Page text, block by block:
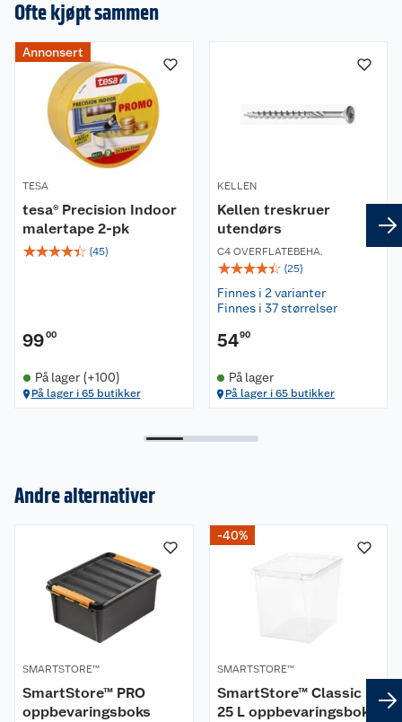
Ofte kjøpt sammen
Annonsert
TESA
tesa® Precision Indoor
malertape 2-pk
☆☆☆☆☆ (45)
9900
På lager (+100)
På lager i 65 butikker
KELLEN
Kellen treskruer
utendørs
C4 OVERFLATEBEHA.
☆☆☆☆☆ (25)
Finnes i 2 varianter
Finnes i 37 størrelser
5490
På lager
På lager i 65 butikker
Andre alternativer
SMARTSTORE™
SmartStore™ PRO
oppbevaringsboks
-40%
SMARTSTORE™
SmartStore™ Classic
25 L oppbevaringsboks
Kundeservice
Butikker
Retur- og angrerett
Om oss
Nyheter
Våre merkevarer
Kjøpsvilkår
Hageinspirasjon